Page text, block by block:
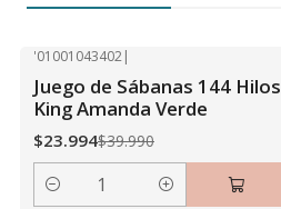
'01001043402|
Juego de Sábanas 144 Hilos
King Amanda Verde
$23.994$39.990
Cantidad